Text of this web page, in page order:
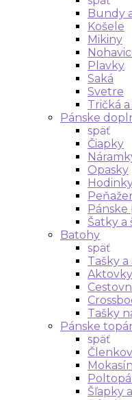
Bundy
Košele
Mikiny
Plavky
Saká
Svetre
Tričká
Pánske
späť
Čiapky
Opasky
Šatky a
Batohy
späť
Tašky
Aktovky
Tašky
Pánske
späť
Šľapky